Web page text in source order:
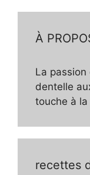
À
La
dentelle
touche à
recettes